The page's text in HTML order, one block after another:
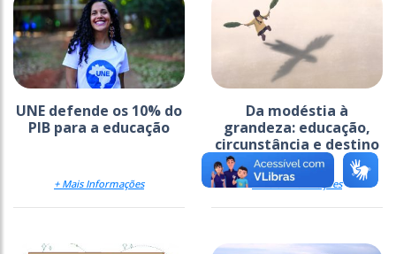
UNE defende os 10% do
PIB para a educação
+ Mais Informações
Da modéstia à
grandeza: educação,
circunstância e destino
+ Mais Informações